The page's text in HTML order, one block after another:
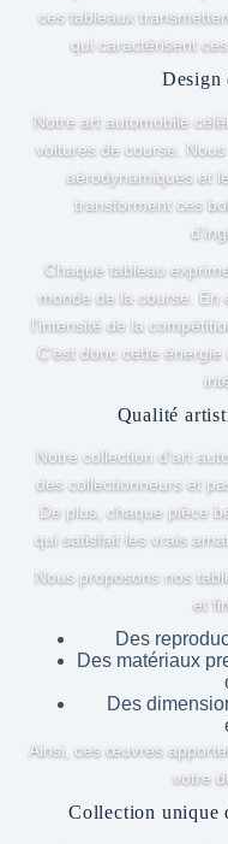
ces tableaux
qui caractérisent
Design
Notre art automobile
voitures de course.
aérodynamiques et
transforment ces
Chaque tableau
monde de la course.
l’intensité de la
C’est donc cette
Qualité
Notre collection d’art
des collectionneurs et
De plus, chaque pièce
qui satisfait les vrais
Nous proposons nos
et
Des
Des matériaux
Des
Ainsi, ces œuvres
votre
Collection unique